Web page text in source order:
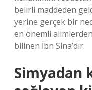
belirli maddeden
yerine gerçek bir
en önemli
bilinen İbn Sina’dır.
Simyadan